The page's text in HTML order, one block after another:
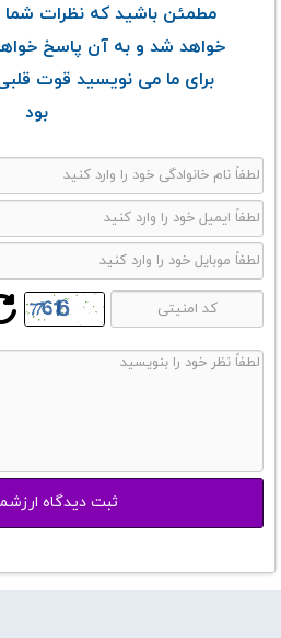
مطمئن باشید که نظرات شما
خواهد شد و به آن پاسخ
برای ما می نویسید قوت
بود